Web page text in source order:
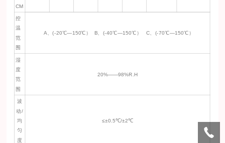
CM
控
温
范
围
A、(-20℃—150℃） B、(-40℃—150℃） C、(-70℃—150℃）
湿
度
范
围
20%——98%R.H
波
动/
均
匀
度
≤±0.5℃/±2℃